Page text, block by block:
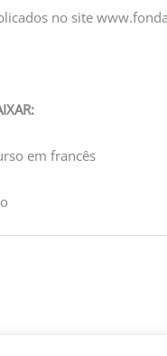
no site
em francês